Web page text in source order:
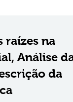
raízes na
Análise da
da